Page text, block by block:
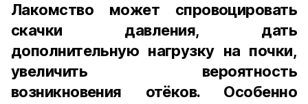
Лакомство может спровоцировать
скачки давления, дать
дополнительную нагрузку на почки,
увеличить вероятность
возникновения отёков. Особенно